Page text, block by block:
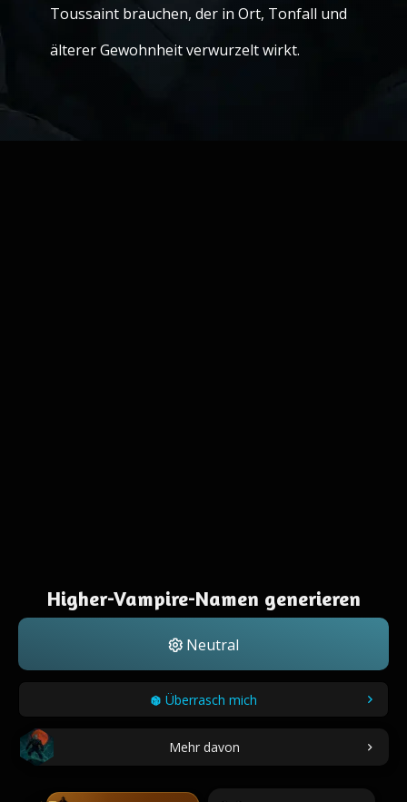
Toussaint brauchen, der in Ort, Tonfall und
älterer Gewohnheit verwurzelt wirkt.
Higher-Vampire-Namen generieren
Neutral
Überrasch mich
Mehr davon